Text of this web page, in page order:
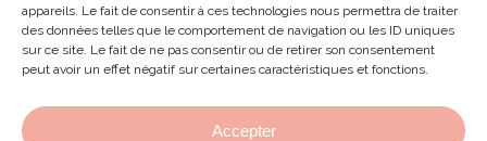
appareils. Le fait de consentir à ces technologies nous permettra de traiter
des données telles que le comportement de navigation ou les ID uniques
sur ce site. Le fait de ne pas consentir ou de retirer son consentement
peut avoir un effet négatif sur certaines caractéristiques et fonctions.
Accepter